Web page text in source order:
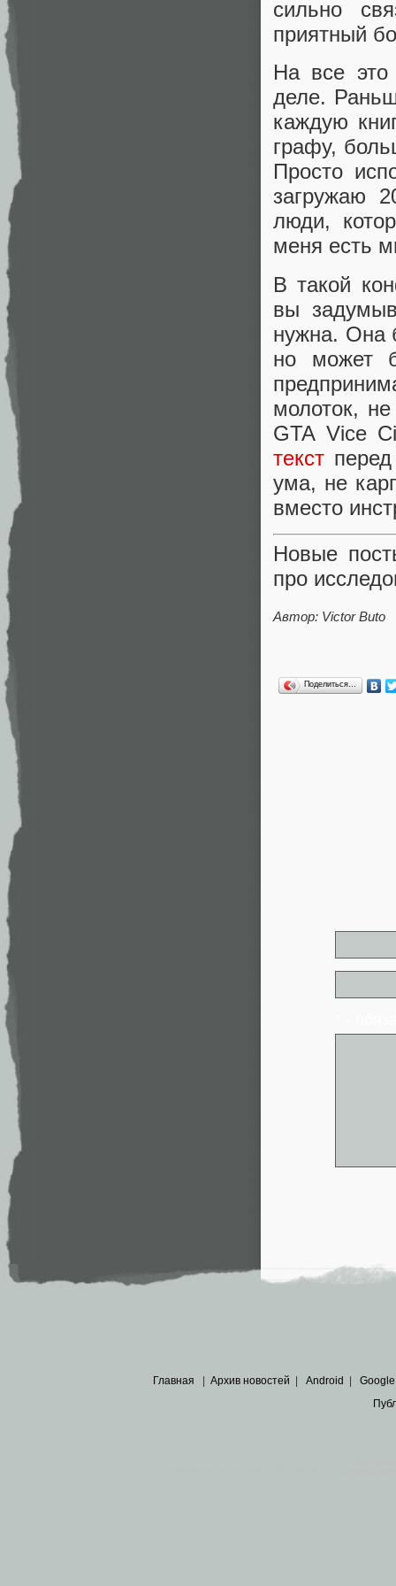
сильно
приятный
На все
деле.
каждую
графу,
Просто
загружаю
люди,
меня есть
В такой
вы
нужна. Она
но может
молоток,
GTA Vice
текст
ума, не
вместо
Новые
про
Автор: Victor Buto
Поделиться…
Главная Архив новостей Android Google